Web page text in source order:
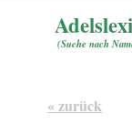
(Suche nach
« zurück